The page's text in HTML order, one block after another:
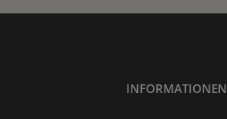
INFORMATIONEN